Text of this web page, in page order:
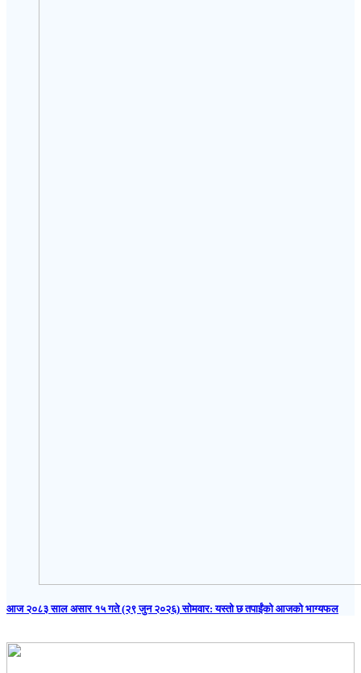
आज २०८३ साल असार १५ गते (२९ जुन २०२६) साेमवार: यस्तो छ तपाईंको आजको भाग्यफल